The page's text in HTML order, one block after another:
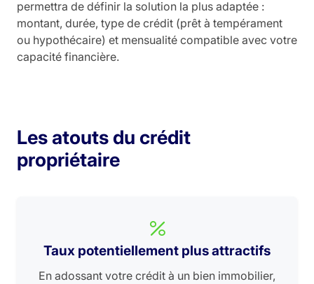
permettra de définir la solution la plus adaptée :
montant, durée, type de crédit (prêt à tempérament
ou hypothécaire) et mensualité compatible avec votre
capacité financière.
Les atouts du crédit
propriétaire
Taux potentiellement plus attractifs
En adossant votre crédit à un bien immobilier,